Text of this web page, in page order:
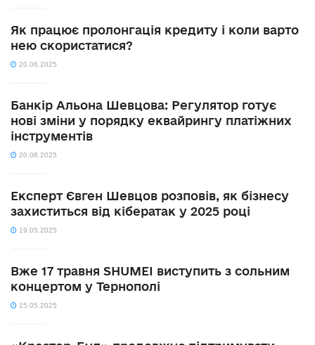
Як працює пролонгація кредиту і коли варто
нею скористатися?
20.06.2025
Банкір Альона Шевцова: Регулятор готує
нові зміни у порядку еквайрингу платіжних
інструментів
20.06.2025
Експерт Євген Шевцов розповів, як бізнесу
захиститься від кібератак у 2025 році
19.05.2025
Вже 17 травня SHUMEI виступить з сольним
концертом у Тернополі
15.05.2025